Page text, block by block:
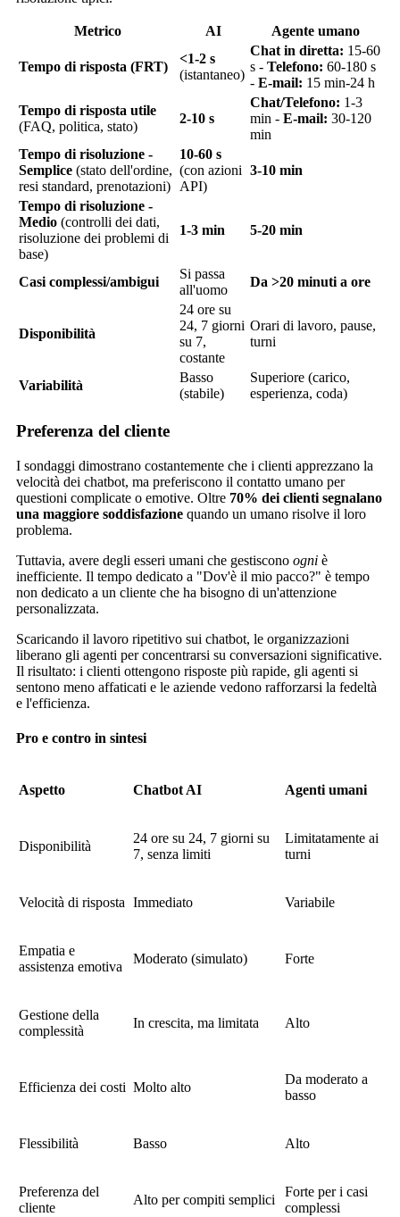
Metrico AI Agente umano
Tempo di risposta (FRT)
<1-2 s
(istantaneo)
Chat in diretta: 15-60
s - Telefono: 60-180 s
- E-mail: 15 min-24 h
Tempo di risposta utile
(FAQ, politica, stato)
2-10 s
Chat/Telefono: 1-3
min - E-mail: 30-120
min
Tempo di risoluzione -
Semplice (stato dell'ordine,
resi standard, prenotazioni)
10-60 s
(con azioni
API)
3-10 min
Tempo di risoluzione -
Medio (controlli dei dati,
risoluzione dei problemi di
base)
1-3 min 5-20 min
Casi complessi/ambigui
Si passa
all'uomo
Da >20 minuti a ore
Disponibilità
24 ore su
24, 7 giorni
su 7,
costante
Orari di lavoro, pause,
turni
Variabilità
Basso
(stabile)
Superiore (carico,
esperienza, coda)
Preferenza del cliente
I sondaggi dimostrano costantemente che i clienti apprezzano la
velocità dei chatbot, ma preferiscono il contatto umano per
questioni complicate o emotive. Oltre 70% dei clienti segnalano
una maggiore soddisfazione quando un umano risolve il loro
problema.
Tuttavia, avere degli esseri umani che gestiscono ogni è
inefficiente. Il tempo dedicato a "Dov'è il mio pacco?" è tempo
non dedicato a un cliente che ha bisogno di un'attenzione
personalizzata.
Scaricando il lavoro ripetitivo sui chatbot, le organizzazioni
liberano gli agenti per concentrarsi su conversazioni significative.
Il risultato: i clienti ottengono risposte più rapide, gli agenti si
sentono meno affaticati e le aziende vedono rafforzarsi la fedeltà
e l'efficienza.
Pro e contro in sintesi
Aspetto Chatbot AI Agenti umani
Disponibilità
24 ore su 24, 7 giorni su
7, senza limiti
Limitatamente ai
turni
Velocità di risposta Immediato Variabile
Empatia e
assistenza emotiva
Moderato (simulato) Forte
Gestione della
complessità
In crescita, ma limitata Alto
Efficienza dei costi Molto alto
Da moderato a
basso
Flessibilità Basso Alto
Preferenza del
cliente
Alto per compiti semplici
Forte per i casi
complessi